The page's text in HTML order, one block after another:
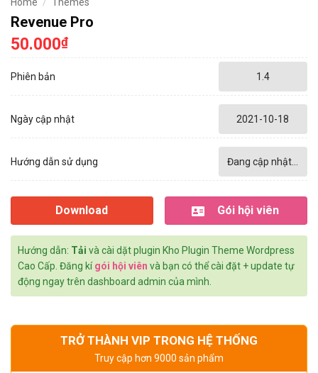
Revenue Pro
50.000₫
Phiên bản 1.4
Ngày cập nhật 2021-10-18
Hướng dẫn sử dụng Đang cập nhật...
Download Gói hội viên
Hướng dẫn: Tải và cài dặt plugin Kho Plugin Theme Wordpress
Cao Cấp. Đăng kígói hội viên và bạn có thể cài đặt + update tự
động ngay trên dashboard admin của mình.
TRỞ THÀNH VIP TRONG HỆ THỐNG
Truy cập hơn 9000 sản phẩm